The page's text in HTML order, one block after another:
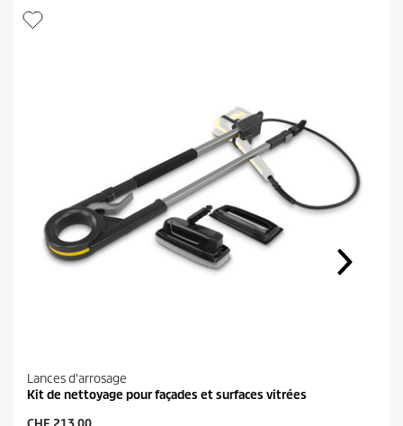
Lances d'arrosage
Kit de nettoyage pour façades et surfaces vitrées
P